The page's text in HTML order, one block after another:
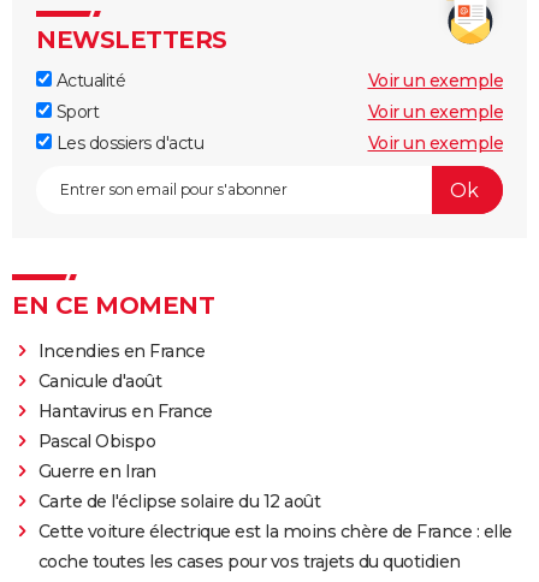
NEWSLETTERS
Actualité
Voir un exemple
Sport
Voir un exemple
Les dossiers d'actu
Voir un exemple
EN CE MOMENT
Incendies en France
Canicule d'août
Hantavirus en France
Pascal Obispo
Guerre en Iran
Carte de l'éclipse solaire du 12 août
Cette voiture électrique est la moins chère de France : elle
coche toutes les cases pour vos trajets du quotidien